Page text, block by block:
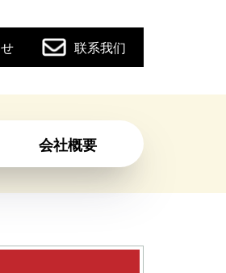
联系我们
会社概要